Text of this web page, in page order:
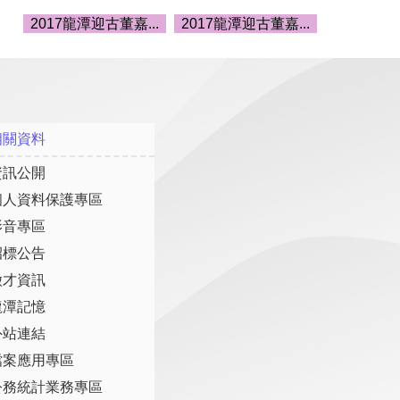
2017龍潭迎古董嘉... 2017龍潭迎古董嘉...
關資料
訊公開
人資料保護專區
專區
標公告
才資訊
潭記憶
站連結
案應用專區
務統計業務專區